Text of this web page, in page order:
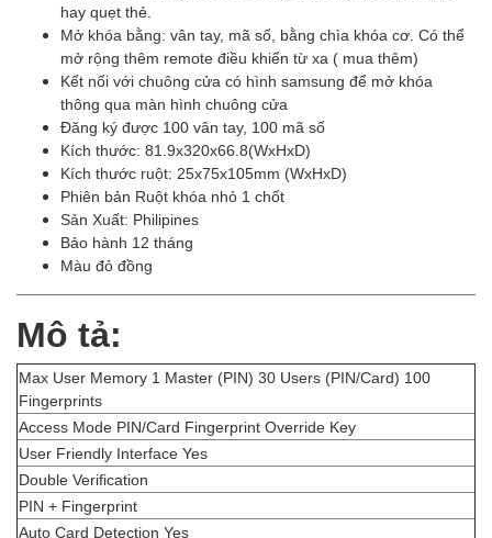
hay quẹt thẻ.
Mở khóa bằng: vân tay, mã số, bằng chìa khóa cơ. Có thể
mở rộng thêm remote điều khiển từ xa ( mua thêm)
Kết nối với chuông cửa có hình samsung để mở khóa
thông qua màn hình chuông cửa
Đăng ký được 100 vân tay, 100 mã số
Kích thước: 81.9x320x66.8(WxHxD)
Kích thước ruột: 25x75x105mm (WxHxD)
Phiên bản Ruột khóa nhỏ 1 chốt
Sản Xuất: Philipines
Bảo hành 12 tháng
Màu đỏ đồng
Mô tả:
Max User Memory 1 Master (PIN) 30 Users (PIN/Card) 100
Fingerprints
Access Mode PIN/Card Fingerprint Override Key
User Friendly Interface Yes
Double Verification
PIN + Fingerprint
Auto Card Detection Yes